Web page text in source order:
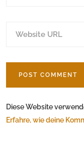
Diese Website
Erfahre, wie deine